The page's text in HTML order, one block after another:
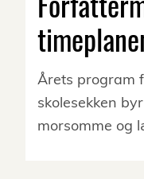
Årets program
skolesekken
morsomme og